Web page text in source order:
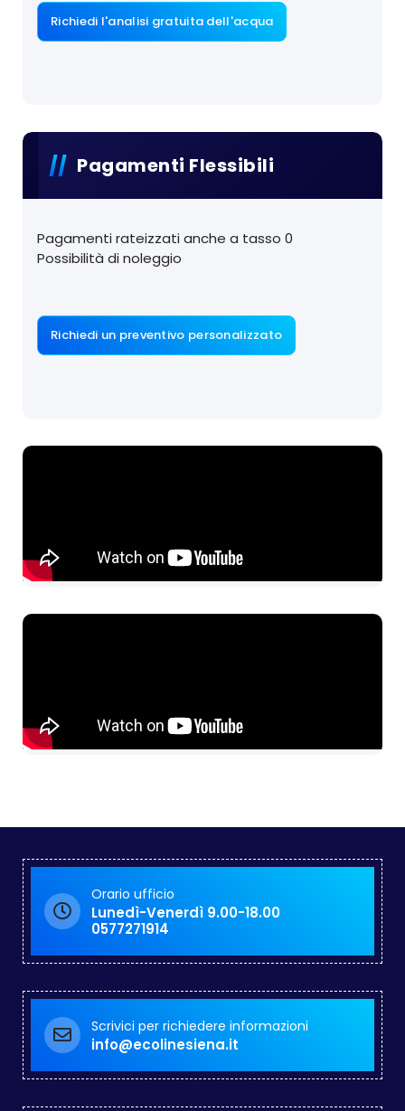
Richiedi l'analisi gratuita dell'acqua
Pagamenti Flessibili
Pagamenti rateizzati anche a tasso 0
Possibilità di noleggio
Richiedi un preventivo personalizzato
Orario ufficio
Lunedì-Venerdì 9.00-18.00
0577271914
Scrivici per richiedere informazioni
info@ecolinesiena.it